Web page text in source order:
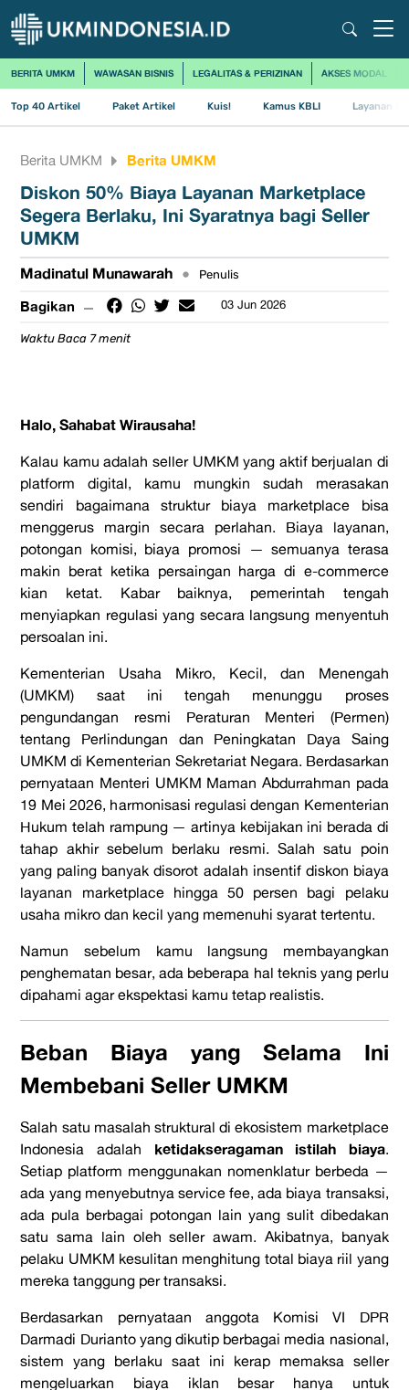
BERITA UMKM WAWASAN BISNIS LEGALITAS & PERIZINAN AKSES MODAL
Top 40 Artikel Paket Artikel Kuis! Kamus KBLI Layanan
Berita UMKM Berita UMKM
Diskon 50% Biaya Layanan Marketplace
Segera Berlaku, Ini Syaratnya bagi Seller
UMKM
Madinatul Munawarah • Penulis
Bagikan 03 Jun 2026
Waktu Baca 7 menit
Halo, Sahabat Wirausaha!
Kalau kamu adalah seller UMKM yang aktif berjualan di
platform digital, kamu mungkin sudah merasakan
sendiri bagaimana struktur biaya marketplace bisa
menggerus margin secara perlahan. Biaya layanan,
potongan komisi, biaya promosi — semuanya terasa
makin berat ketika persaingan harga di e-commerce
kian ketat. Kabar baiknya, pemerintah tengah
menyiapkan regulasi yang secara langsung menyentuh
persoalan ini.
Kementerian Usaha Mikro, Kecil, dan Menengah
(UMKM) saat ini tengah menunggu proses
pengundangan resmi Peraturan Menteri (Permen)
tentang Perlindungan dan Peningkatan Daya Saing
UMKM di Kementerian Sekretariat Negara. Berdasarkan
pernyataan Menteri UMKM Maman Abdurrahman pada
19 Mei 2026, harmonisasi regulasi dengan Kementerian
Hukum telah rampung — artinya kebijakan ini berada di
tahap akhir sebelum berlaku resmi. Salah satu poin
yang paling banyak disorot adalah insentif diskon biaya
layanan marketplace hingga 50 persen bagi pelaku
usaha mikro dan kecil yang memenuhi syarat tertentu.
Namun sebelum kamu langsung membayangkan
penghematan besar, ada beberapa hal teknis yang perlu
dipahami agar ekspektasi kamu tetap realistis.
Beban Biaya yang Selama Ini
Membebani Seller UMKM
Salah satu masalah struktural di ekosistem marketplace
Indonesia adalah ketidakseragaman istilah biaya.
Setiap platform menggunakan nomenklatur berbeda —
ada yang menyebutnya service fee, ada biaya transaksi,
ada pula berbagai potongan lain yang sulit dibedakan
satu sama lain oleh seller awam. Akibatnya, banyak
pelaku UMKM kesulitan menghitung total biaya riil yang
mereka tanggung per transaksi.
Berdasarkan pernyataan anggota Komisi VI DPR
Darmadi Durianto yang dikutip berbagai media nasional,
sistem yang berlaku saat ini kerap memaksa seller
mengeluarkan biaya iklan besar hanya untuk